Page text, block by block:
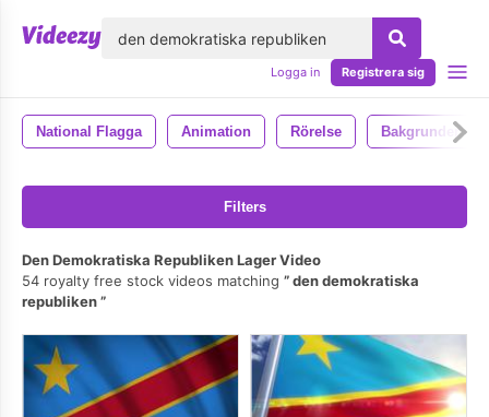
Logga in Registrera sig
National Flagga Animation Rörelse Bakgrunder
Filters
Den Demokratiska Republiken Lager Video
54 royalty free stock videos matching
den demokratiska
republiken